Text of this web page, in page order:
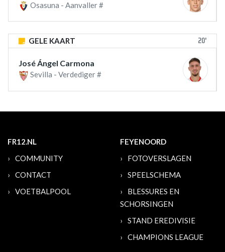
Osasuna - Aanvaller #
GELE KAART 20'
José Ángel Carmona
Sevilla - Verdediger #
FR12.NL
COMMUNITY
CONTACT
VOETBALPOOL
FEYENOORD
FOTOVERSLAGEN
SPEELSCHEMA
BLESSURES EN
SCHORSINGEN
STAND EREDIVISIE
CHAMPIONS LEAGUE